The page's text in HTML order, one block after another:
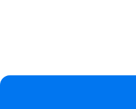
た顧客名などを引用し